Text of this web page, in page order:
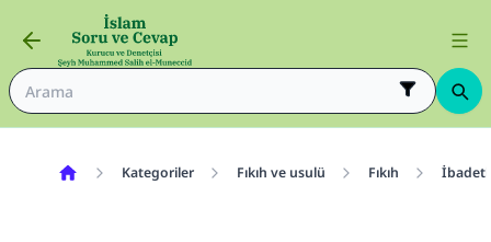
Kategoriler Fıkıh ve usulü Fıkıh